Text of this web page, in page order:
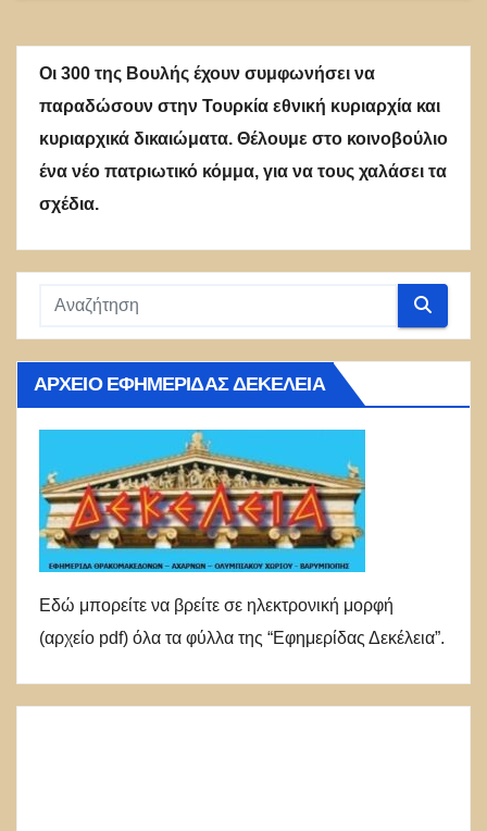
Οι 300 της Βουλής έχουν συμφωνήσει να
παραδώσουν στην Τουρκία εθνική κυριαρχία και
κυριαρχικά δικαιώματα. Θέλουμε στο κοινοβούλιο
ένα νέο πατριωτικό κόμμα, για να τους χαλάσει τα
σχέδια.
ΑΡΧΕΊΟ ΕΦΗΜΕΡΊΔΑΣ ΔΕΚΈΛΕΙΑ
Εδώ μπορείτε να βρείτε σε ηλεκτρονική μορφή
(αρχείο pdf) όλα τα φύλλα της “Εφημερίδας Δεκέλεια”.